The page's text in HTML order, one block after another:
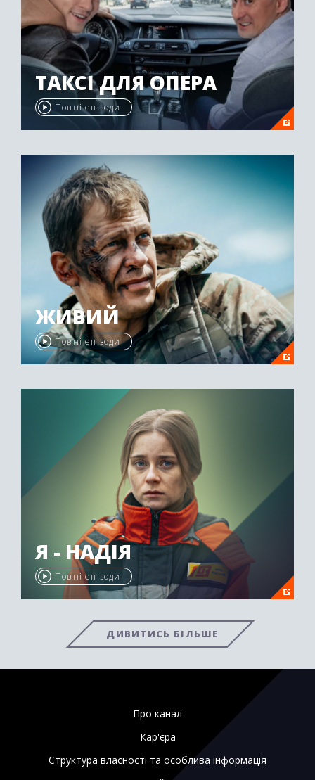
ТАКСІ ДЛЯ ОПЕРА
Повні епізоди
ЖИВИЙ
Повні епізоди
Я - НАДІЯ
Повні епізоди
ДИВИТИСЬ БІЛЬШЕ
Про канал
Кар'єра
Структура власності та особлива інформація